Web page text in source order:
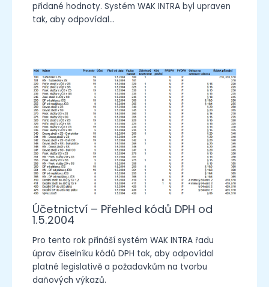
přidané hodnoty. Systém WAK INTRA byl upraven
tak, aby odpovídal…
Účetnictví – Přehled kódů DPH od
1.5.2004
Pro tento rok přináší systém WAK INTRA řadu
úprav číselníku kódů DPH tak, aby odpovídal
platné legislativě a požadavkům na tvorbu
daňových výkazů.